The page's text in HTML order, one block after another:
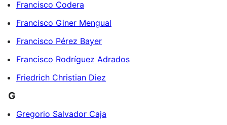
Francisco Codera
Francisco Giner Mengual
Francisco Pérez Bayer
Francisco Rodríguez Adrados
Friedrich Christian Diez
G
Gregorio Salvador Caja